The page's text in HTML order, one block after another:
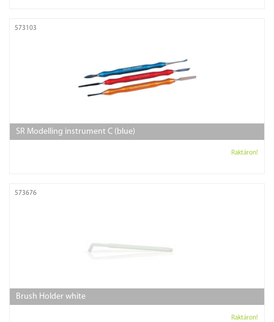
573103
SR Modelling instrument C (blue)
Raktáron!
573676
Brush Holder white
Raktáron!